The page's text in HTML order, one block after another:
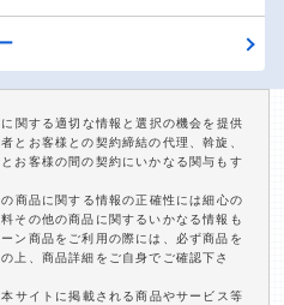
関する適切な情報と選択の機会を提供
とお客様との契約締結の代理、斡旋、
お客様の間の契約にいかなる関与もす
商品に関する情報の正確性には細心の
その他の商品に関するいかなる情報も
ン商品をご利用の際には、必ず商品を
上、商品詳細をご自身でご確認下さ
サイトに掲載される商品やサービス等